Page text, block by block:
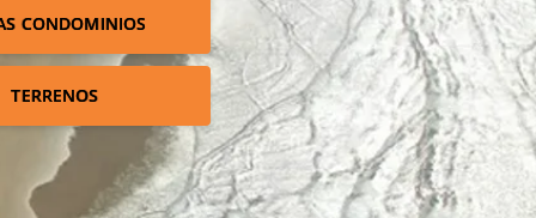
CONDOMINIOS
TERRENOS